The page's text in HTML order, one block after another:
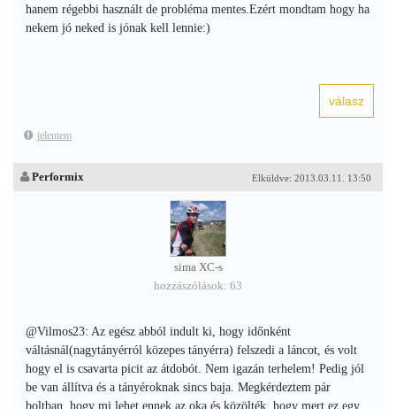
hanem régebbi használt de probléma mentes.Ezért mondtam hogy ha
nekem jó neked is jónak kell lennie:)
jelentem
Elküldve: 2013.03.11. 13:50
Performix
sima XC-s
hozzászólások: 63
@Vilmos23: Az egész abból indult ki, hogy időnként
váltásnál(nagytányérról közepes tányérra) felszedi a láncot, és volt
hogy el is csavarta picit az átdobót. Nem igazán terhelem! Pedig jól
be van állítva és a tányéroknak sincs baja. Megkérdeztem pár
boltban, hogy mi lehet ennek az oka és közölték, hogy mert ez egy